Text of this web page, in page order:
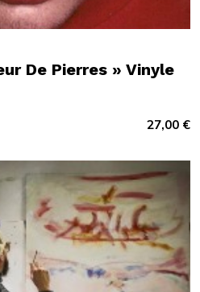
De Pierres » Vinyle
27,00 €